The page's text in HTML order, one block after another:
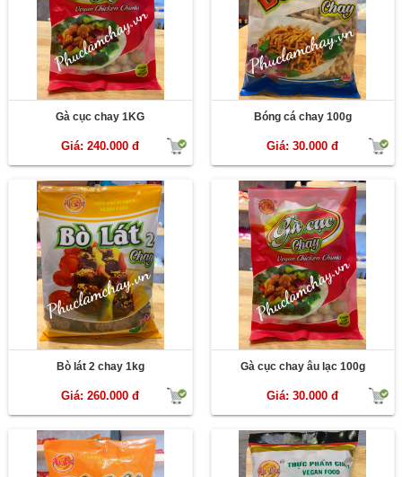
Gà cục chay 1KG
Giá: 240.000 đ
Bóng cá chay 100g
Giá: 30.000 đ
Bò lát 2 chay 1kg
Giá: 260.000 đ
Gà cục chay âu lạc 100g
Giá: 30.000 đ